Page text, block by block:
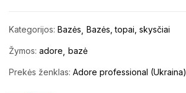
Kategorijos: Bazės Bazės, topai, skysčiai
Žymos: adore bazė
Prekės ženklas: Adore professional (Ukraina)